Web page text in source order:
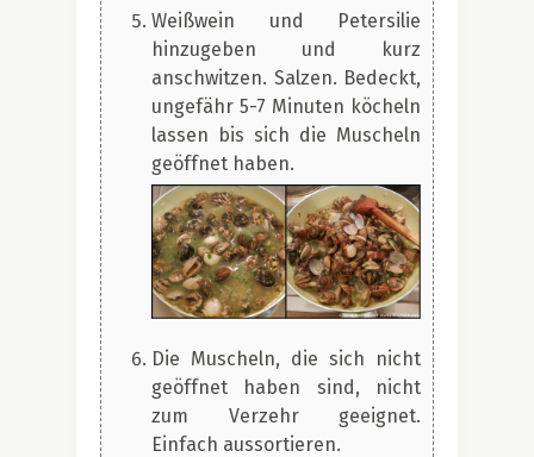
Weißwein und Petersilie
hinzugeben und kurz
anschwitzen. Salzen. Bedeckt,
ungefähr 5-7 Minuten köcheln
lassen bis sich die Muscheln
geöffnet haben.
Die Muscheln, die sich nicht
geöffnet haben sind, nicht
zum Verzehr geeignet.
Einfach aussortieren.